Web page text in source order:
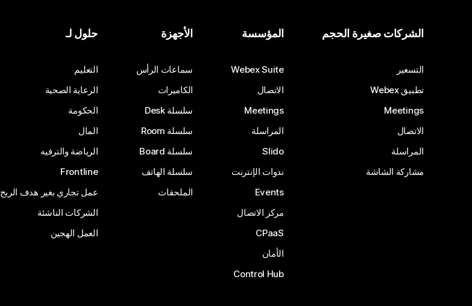
هل تحتاج إلى إجابة؟
أرسِل سؤالاً
الشركات صغيرة الحجم
التسعير
تطبيق Webex
Meetings
الاتصال
المراسلة
مشاركة الشاشة
المؤسسة
Webex Suite
الاتصال
Meetings
المراسلة
Slido
ندوات الإنترنت
Events
مركز الاتصال
CPaaS
الأمان
Control Hub
الأجهزة
سماعات الرأس
الكاميرات
سلسلة Desk
سلسلة Room
سلسلة Board
سلسلة الهاتف
الملحقات
حلول لـ
التعليم
الرعاية الصحية
الحكومة
المال
الرياضة والترفيه
Frontline
عمل تجاري بغير هدف الربح
الشركات الناشئة
العمل الهجين